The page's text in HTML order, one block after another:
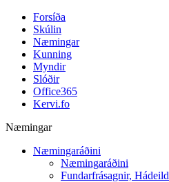
Forsíða
Skúlin
Næmingar
Kunning
Myndir
Slóðir
Office365
Kervi.fo
Næmingar
Næmingaráðini
Næmingaráðini
Fundarfrásagnir, Hádeild